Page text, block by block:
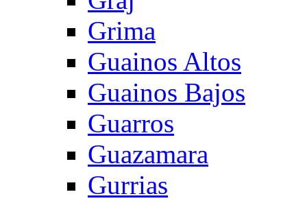
Grima
Guainos Altos
Guainos Bajos
Guarros
Guazamara
Gurrias